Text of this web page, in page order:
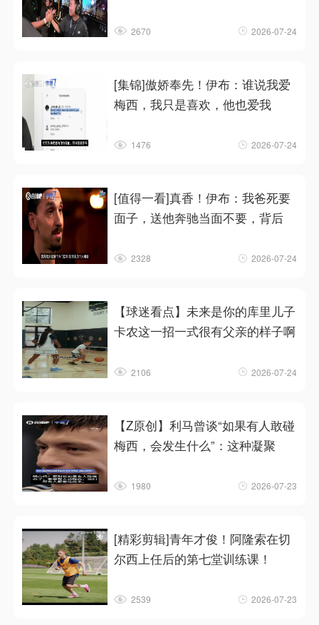
2670 2026-07-24
[集锦]傲娇奉先！伊布：谁说我爱
梅西，我只是喜欢，他也爱我
1476 2026-07-24
[值得一看]真香！伊布：我爸死要
面子，送他奔驰当面不要，背后
2328 2026-07-24
【球迷看点】未来是你的库里儿子
卡农这一招一式很有父亲的样子啊
2106 2026-07-24
【Z原创】利马曾谈“如果有人敢碰
梅西，会发生什么”：这种凝聚
1980 2026-07-23
[精彩剪辑]青年才俊！阿隆索在切
尔西上任后的第七堂训练课！
2539 2026-07-23